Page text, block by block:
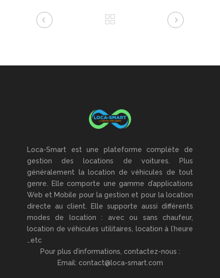
Loca-Smart est une plateforme complète de
gestion des locations de voitures. Plus
généralement la location de véhicules de tout
genre. Elle comporte une gamme d’applications
Web et Mobile pour la gestion et pour la location
directe au client. Elle supporte aussi différents
modes de location : avec ou sans chaufeur,
location de véhicules utilitaires, location à l’heure
…etc
Pour plus d’informations, contactez-nous :
Email: contact@loca-smart.com